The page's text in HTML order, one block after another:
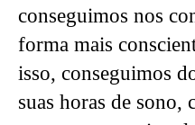
conseguimos nos
forma mais
isso, conseguimos
suas horas de sono,